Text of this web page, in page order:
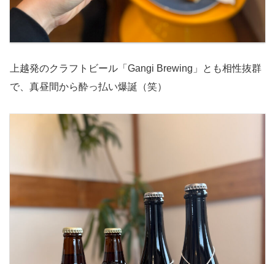
上越発のクラフトビール「Gangi Brewing」とも相性抜群
で、真昼間から酔っ払い爆誕（笑）